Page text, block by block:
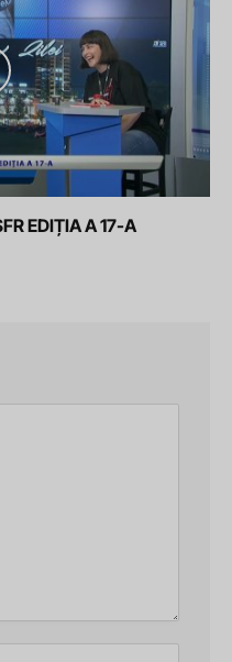
EDIȚIA A 17-A